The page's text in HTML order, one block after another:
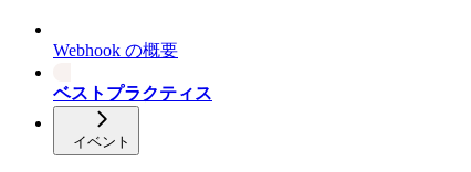
Webhook の概要
ベストプラクティス
イベント